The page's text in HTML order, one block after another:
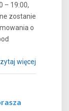
– 19:00,
zostanie
o
więcej